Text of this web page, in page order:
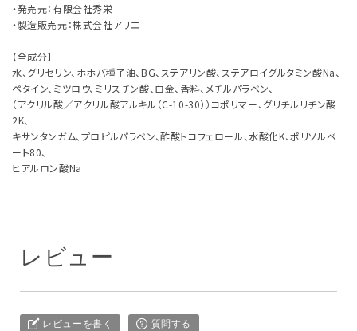
・発売元：有限会社秀栄
・製造販売元：株式会社アリエ
【全成分】
水、グリセリン、ホホバ種子油、BG、ステアリン酸、ステアロイグルタミン酸Na、
ペタイン、ミツロウ、ミリスチン酸、白金、香料、メチルパラベン、
（アクリル酸／アクリル酸アルキル（C-10-30））コポリマー、グリチルリチン酸
2K、
キサンタンガム、プロピルパラベン、酢酸トコフェロール、水酸化K、ポリソルベ
ート80、
ヒアルロン酸Na
レビュー
レビューを書く 質問する